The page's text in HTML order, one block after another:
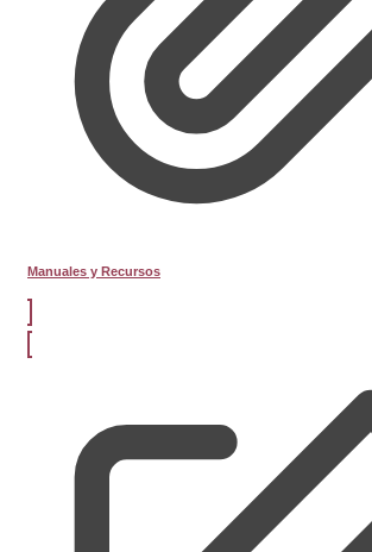
Manuales y Recursos